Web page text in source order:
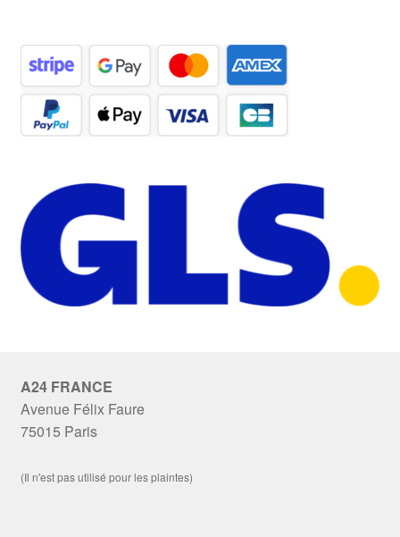
A24 FRANCE
Avenue Félix Faure
75015 Paris
(Il n'est pas utilisé pour les plaintes)